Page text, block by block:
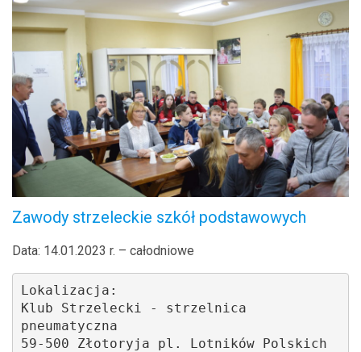
Zawody strzeleckie szkół podstawowych
Data: 14.01.2023 r. – całodniowe
Lokalizacja:
Klub Strzelecki - strzelnica
pneumatyczna
59-500 Złotoryja pl. Lotników Polskich